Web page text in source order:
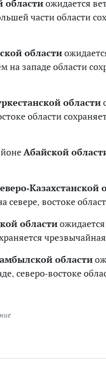
областиожидается
части области
области
западе области
области
области
Абайской
Казахстанской
севере, востоке
области
области
северо-востоке